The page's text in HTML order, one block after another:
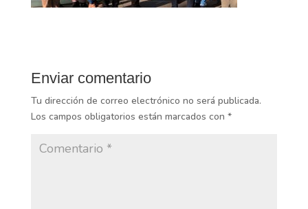
Enviar comentario
Tu dirección de correo electrónico no será publicada.
Los campos obligatorios están marcados con *